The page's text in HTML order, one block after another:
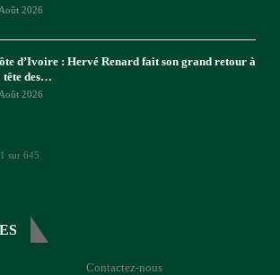
2026
d’Ivoire : Hervé Renard fait son grand retour à
tête des…
2026
1 sur 645
Contactez-nous